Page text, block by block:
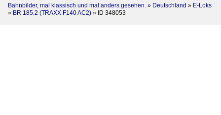
Bahnbilder, mal klassisch und mal anders gesehen. » Deutschland » E-Loks
» BR 185.2 (TRAXX F140 AC2) » ID 348053